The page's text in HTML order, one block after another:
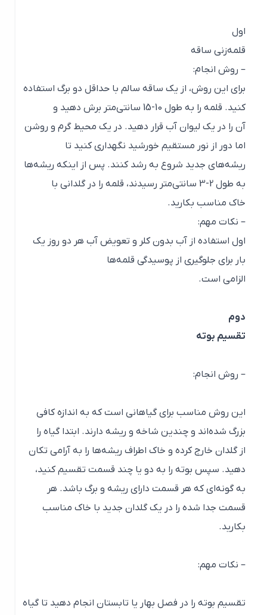
قلمه‌زنی ساقه
– روش انجام:
برای این روش، از یک ساقه سالم با حداقل دو برگ استفاده
کنید. قلمه را به طول 10-15 سانتی‌متر برش دهید و
آن را در یک لیوان آب قرار دهید. در یک محیط گرم و روشن
اما دور از نور مستقیم خورشید نگهداری کنید تا
ریشه‌های جدید شروع به رشد کنند. پس از اینکه ریشه‌ها
به طول 2-3 سانتی‌متر رسیدند، قلمه را در گلدانی با
خاک مناسب بکارید.
– نکات مهم:
اول استفاده از آب بدون کلر و تعویض آب هر دو روز یک
بار برای جلوگیری از پوسیدگی قلمه‌ها
الزامی است.
تقسیم بوته
– روش انجام:
این روش مناسب برای گیاهانی است که به اندازه کافی
بزرگ شده‌اند و چندین شاخه و ریشه دارند. ابتدا گیاه را
از گلدان خارج کرده و خاک اطراف ریشه‌ها را به آرامی تکان
دهید. سپس بوته را به دو یا چند قسمت تقسیم کنید،
به گونه‌ای که هر قسمت دارای ریشه و برگ باشد. هر
قسمت جدا شده را در یک گلدان جدید با خاک مناسب
بکارید.
– نکات مهم:
تقسیم بوته را در فصل بهار یا تابستان انجام دهید تا گیاه